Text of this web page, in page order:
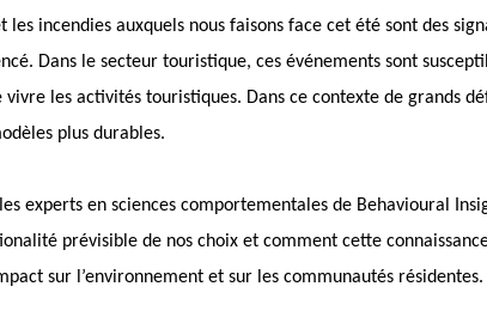
les incendies auxquels nous faisons face cet été sont des
Dans le secteur touristique, ces événements sont
les activités touristiques. Dans ce contexte de grands
plus durables.
experts en sciences comportementales de Behavioural
prévisible de nos choix et comment cette
sur l’environnement et sur les communautés résidentes.